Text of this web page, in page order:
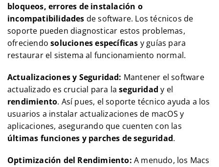
bloqueos, errores de instalación o
incompatibilidades de software. Los técnicos de
soporte pueden diagnosticar estos problemas,
ofreciendosoluciones específicas y guías para
restaurar el sistema al funcionamiento normal.
Actualizaciones y Seguridad: Mantener el software
actualizado es crucial para laseguridad y el
rendimiento. Así pues, el soporte técnico ayuda a los
usuarios a instalar actualizaciones de macOS y
aplicaciones, asegurando que cuenten con las
últimas funciones y parches de seguridad.
Optimización del Rendimiento: A menudo, los Macs